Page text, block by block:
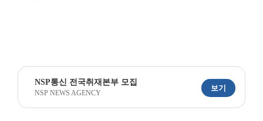
NSP통신 전국취재본부 모집
NSP NEWS AGENCY
보기